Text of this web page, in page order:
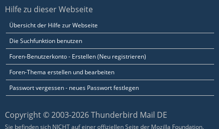
Hilfe zu dieser Webseite
Übersicht der Hilfe zur Webseite
Die Suchfunktion benutzen
Foren-Benutzerkonto - Erstellen (Neu registrieren)
Foren-Thema erstellen und bearbeiten
Passwort vergessen - neues Passwort festlegen
Copyright © 2003-2026 Thunderbird Mail DE
Sie befinden sich NICHT auf einer offiziellen Seite der Mozilla Foundation.